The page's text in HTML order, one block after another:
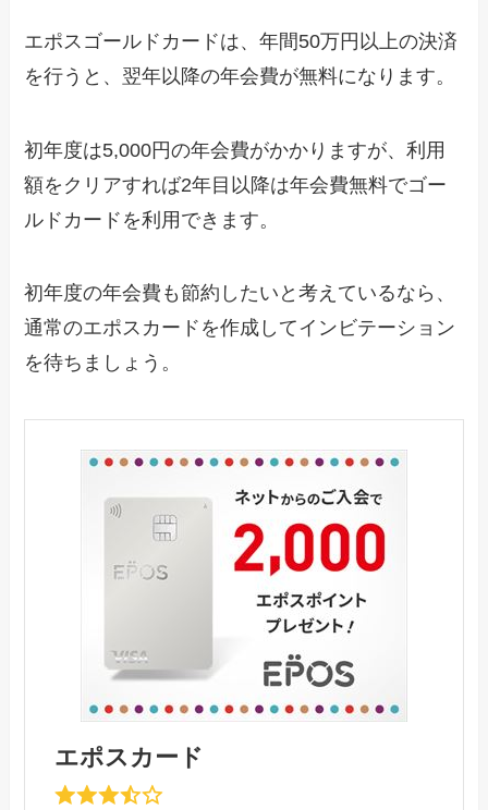
エポスゴールドカードは、年間50万円以上の決済
を行うと、翌年以降の年会費が無料になります。
初年度は5,000円の年会費がかかりますが、利用
額をクリアすれば2年目以降は年会費無料でゴー
ルドカードを利用できます。
初年度の年会費も節約したいと考えているなら、
通常のエポスカードを作成してインビテーション
を待ちましょう。
エポスカード